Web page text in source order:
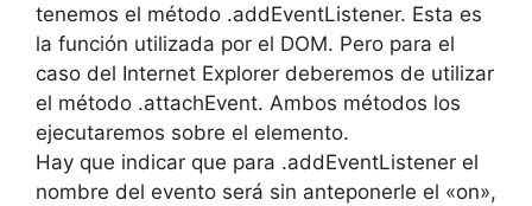
tenemos el método .addEventListener. Esta es
la función utilizada por el DOM. Pero para el
caso del Internet Explorer deberemos de utilizar
el método .attachEvent. Ambos métodos los
ejecutaremos sobre el elemento.
Hay que indicar que para .addEventListener el
nombre del evento será sin anteponerle el «on»,